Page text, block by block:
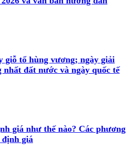
giỗ tổ hùng vương; ngày giải
nhất đất nước và ngày quốc tế
giá như thế nào? Các phương
giá